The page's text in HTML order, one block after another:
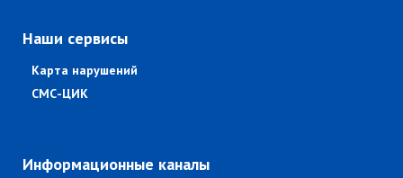
Наши сервисы
Карта нарушений
СМС-ЦИК
Информационные каналы